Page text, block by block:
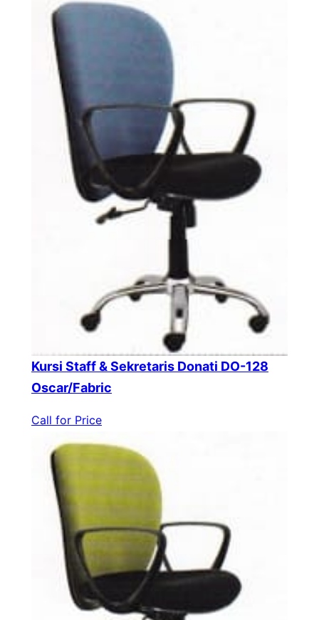
Kursi Staff & Sekretaris Donati DO-128
Oscar/Fabric
Call for Price